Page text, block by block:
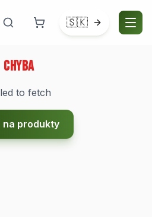
🇸🇰
Chyba
to fetch
na produkty